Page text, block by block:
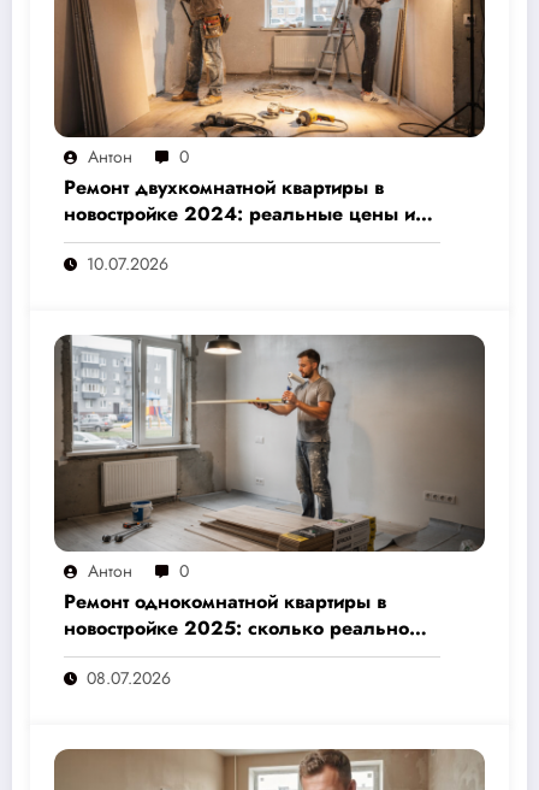
Антон 0
Ремонт двухкомнатной квартиры в
новостройке 2024: реальные цены и
скрытые расходы, которые вам не
назовут подрядчики
10.07.2026
Антон 0
Ремонт однокомнатной квартиры в
новостройке 2025: сколько реально
стоит и как не переплатить — полный
расчёт от 500 000 рублей
08.07.2026